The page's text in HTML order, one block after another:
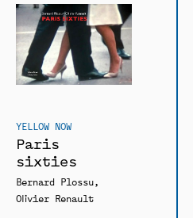
YELLOW NOW
Paris
sixties
Bernard Plossu
Olivier Renault